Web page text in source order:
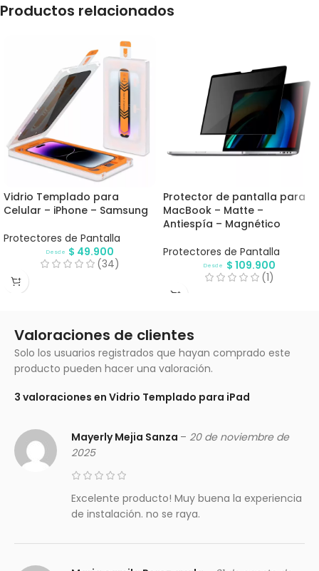
Productos relacionados
Vidrio Templado para
Celular – iPhone – Samsung
Protectores de Pantalla
Desde $ 49.900
(34)
Protector de pantalla para
MacBook – Matte –
Antiespía – Magnético
Protectores de Pantalla
Desde $ 109.900
(1)
Valoraciones de clientes
3 valoraciones en Vidrio Templado para iPad
Mayerly Mejia Sanza – 20 de noviembre de
2025
Excelente producto! Muy buena la experiencia
de instalación. no se raya.
Solo los usuarios registrados que hayan comprado este
producto pueden hacer una valoración.